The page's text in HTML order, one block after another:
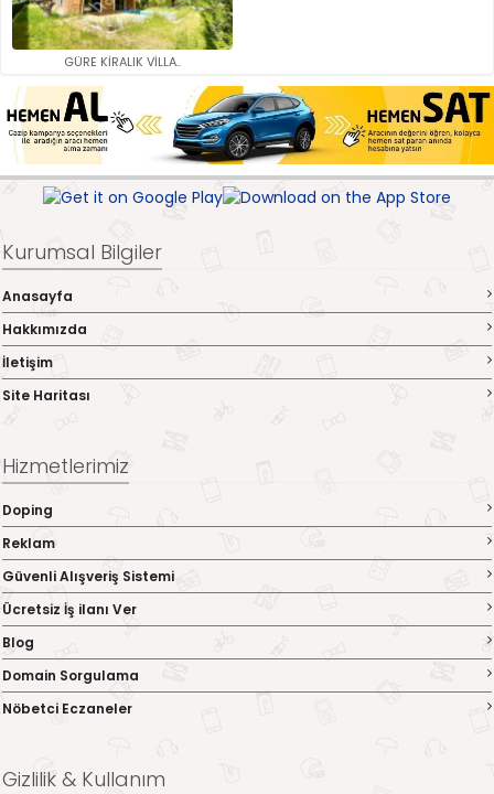
GÜRE KİRALIK VİLLA..
Kurumsal Bilgiler
Anasayfa
Hakkımızda
İletişim
Site Haritası
Hizmetlerimiz
Doping
Reklam
Güvenli Alışveriş Sistemi
Ücretsiz İş ilanı Ver
Blog
Domain Sorgulama
Nöbetci Eczaneler
Gizlilik & Kullanım